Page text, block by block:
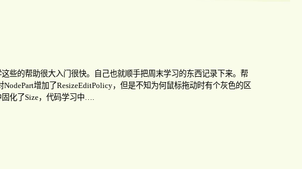
这些的帮助很大入门很快。自己也就顺手把周末学习的东西记录下来。帮
NodePart增加了ResizeEditPolicy，但是不知为何鼠标拖动时有个灰色的区
固化了Size，代码学习中….